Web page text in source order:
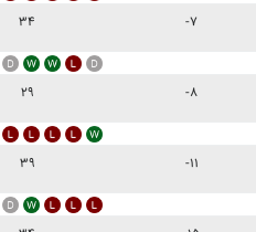
۳۴ -۷
۲۹ -۸
۳۹ -۱۱